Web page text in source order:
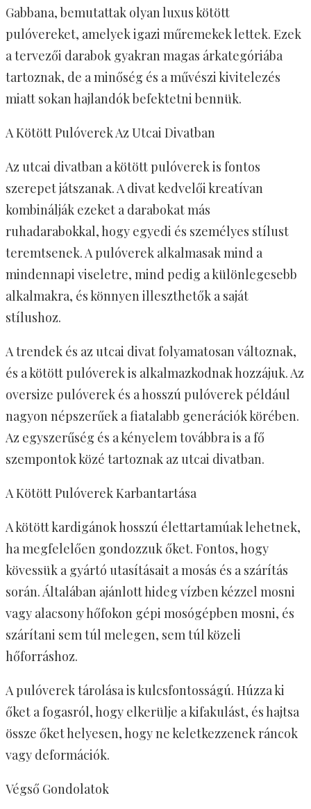
Gabbana, bemutattak olyan luxus kötött
pulóvereket, amelyek igazi műremekek lettek. Ezek
a tervezői darabok gyakran magas árkategóriába
tartoznak, de a minőség és a művészi kivitelezés
miatt sokan hajlandók befektetni bennük.
A Kötött Pulóverek Az Utcai Divatban
Az utcai divatban a kötött pulóverek is fontos
szerepet játszanak. A divat kedvelői kreatívan
kombinálják ezeket a darabokat más
ruhadarabokkal, hogy egyedi és személyes stílust
teremtsenek. A pulóverek alkalmasak mind a
mindennapi viseletre, mind pedig a különlegesebb
alkalmakra, és könnyen illeszthetők a saját
stílushoz.
A trendek és az utcai divat folyamatosan változnak,
és a kötött pulóverek is alkalmazkodnak hozzájuk. Az
oversize pulóverek és a hosszú pulóverek például
nagyon népszerűek a fiatalabb generációk körében.
Az egyszerűség és a kényelem továbbra is a fő
szempontok közé tartoznak az utcai divatban.
A Kötött Pulóverek Karbantartása
A kötött kardigánok hosszú élettartamúak lehetnek,
ha megfelelően gondozzuk őket. Fontos, hogy
kövessük a gyártó utasításait a mosás és a szárítás
során. Általában ajánlott hideg vízben kézzel mosni
vagy alacsony hőfokon gépi mosógépben mosni, és
szárítani sem túl melegen, sem túl közeli
hőforráshoz.
A pulóverek tárolása is kulcsfontosságú. Húzza ki
őket a fogasról, hogy elkerülje a kifakulást, és hajtsa
össze őket helyesen, hogy ne keletkezzenek ráncok
vagy deformációk.
Végső Gondolatok